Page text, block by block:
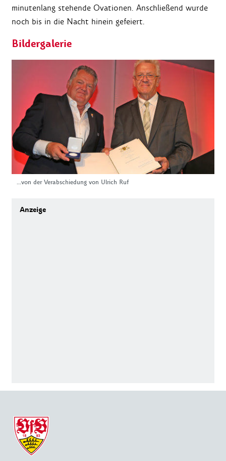
minutenlang stehende Ovationen. Anschließend wurde
noch bis in die Nacht hinein gefeiert.
Bildergalerie
...von der Verabschiedung von Ulrich Ruf